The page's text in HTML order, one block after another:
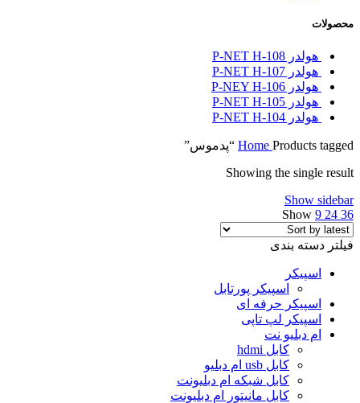
محصولات
هولدر P-NET H-108
هولدر P-NET H-107
هولدر P-NEY H-106
هولدر P-NET H-105
هولدر P-NET H-104
Home Products tagged “پدموس”
Showing the single result
Show sidebar
Show 9 24 36
فیلتر دسته بندی
اسپیکر
اسپیکر پورتابل
اسپیکر حرفه ای
اسپیکر لپ تاپی
ام دبلیو نت
کابل hdmi
کابل usb ام دبلیو
کابل شبکه ام دبلیونت
کابل مانیتور ام دبلیونت